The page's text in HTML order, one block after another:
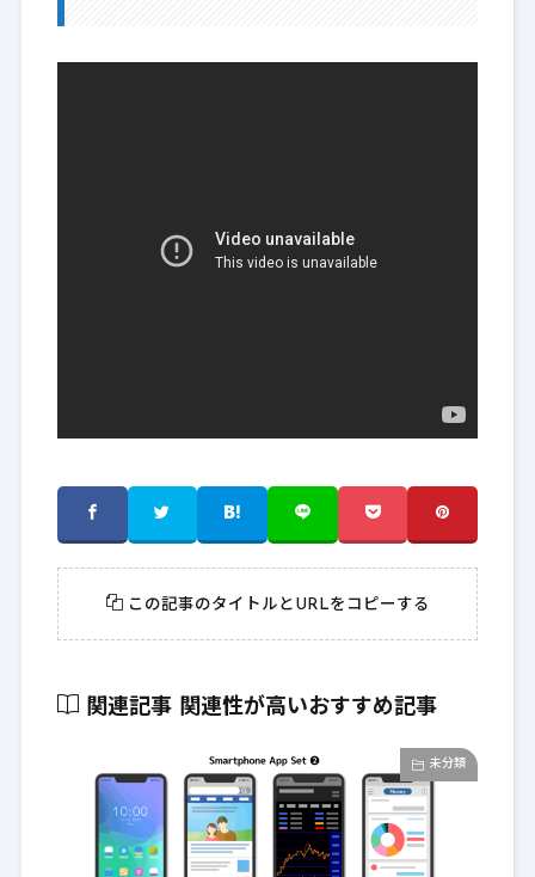
この記事のタイトルとURLをコピーする
関連記事 関連性が高いおすすめ記事
未分類